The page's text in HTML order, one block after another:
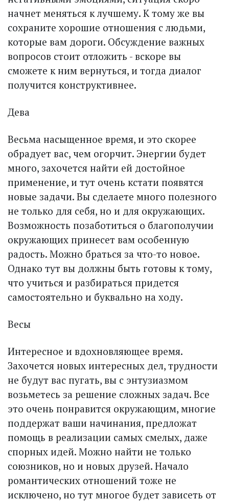
начнет меняться к лучшему. К тому же вы
сохраните хорошие отношения с людьми,
которые вам дороги. Обсуждение важных
вопросов стоит отложить - вскоре вы
сможете к ним вернуться, и тогда диалог
получится конструктивнее.
Дева
Весьма насыщенное время, и это скорее
обрадует вас, чем огорчит. Энергии будет
много, захочется найти ей достойное
применение, и тут очень кстати появятся
новые задачи. Вы сделаете много полезного
не только для себя, но и для окружающих.
Возможность позаботиться о благополучии
окружающих принесет вам особенную
радость. Можно браться за что-то новое.
Однако тут вы должны быть готовы к тому,
что учиться и разбираться придется
самостоятельно и буквально на ходу.
Весы
Интересное и вдохновляющее время.
Захочется новых интересных дел, трудности
не будут вас пугать, вы с энтузиазмом
возьметесь за решение сложных задач. Все
это очень понравится окружающим, многие
поддержат ваши начинания, предложат
помощь в реализации самых смелых, даже
спорных идей. Можно найти не только
союзников, но и новых друзей. Начало
романтических отношений тоже не
исключено, но тут многое будет зависеть от